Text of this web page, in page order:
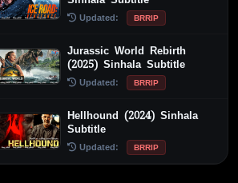
Updated: BRRIP
Jurassic World Rebirth
(2025) Sinhala Subtitle
Updated: BRRIP
Hellhound (2024) Sinhala
Subtitle
Updated: BRRIP